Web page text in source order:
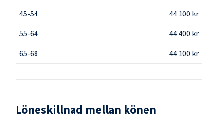
45-54
44 100 kr
55-64
44 400 kr
65-68
44 100 kr
Löneskillnad mellan könen